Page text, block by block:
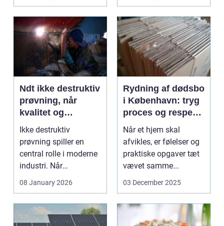
Ndt ikke destruktiv
prøvning, når
kvalitet og
sikkerhed er
afgørende
Ikke destruktiv
prøvning spiller en
central rolle i moderne
industri. Når
svejsninger,
trykbærende u...
08 January 2026
Rydning af dødsbo
i København: tryg
proces og respekt
for boet
Når et hjem skal
afvikles, er følelser og
praktiske opgaver tæt
vævet samme...
03 December 2025